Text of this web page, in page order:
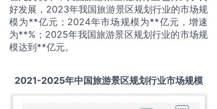
好发展，2023年我国旅游景区规划行业的市场规
模为**亿元；2024年市场规模为**亿元，增速
为**%；2025年我国旅游景区规划行业的市场规
模达到**亿元。
2021-2025年中国旅游景区规划行业市场规模